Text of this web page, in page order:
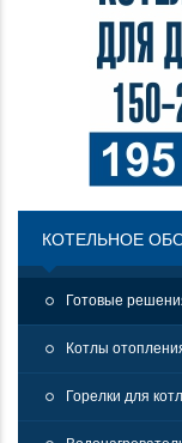
КОТЕЛЬНОЕ
Готовые
Котлы
Горелки для